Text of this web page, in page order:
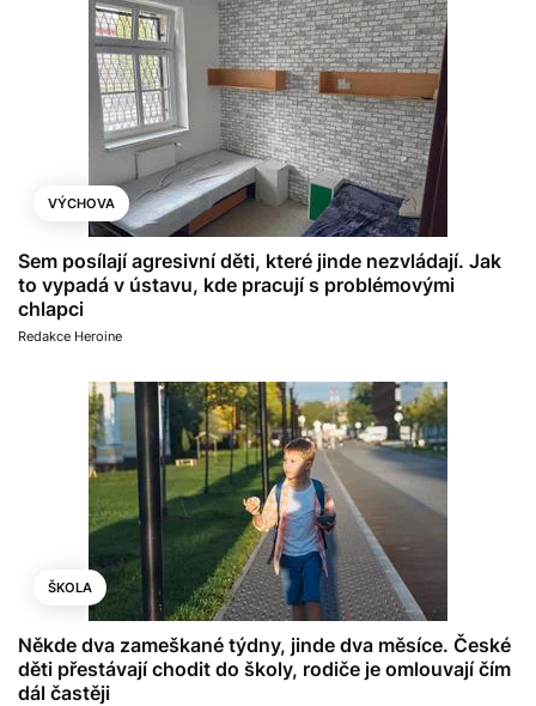
VÝCHOVA
Sem posílají agresivní děti, které jinde nezvládají. Jak
to vypadá v ústavu, kde pracují s problémovými
chlapci
Redakce Heroine
ŠKOLA
Někde dva zameškané týdny, jinde dva měsíce. České
děti přestávají chodit do školy, rodiče je omlouvají čím
dál častěji